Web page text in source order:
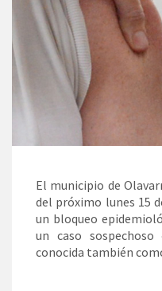
El municipio de
del próximo lunes 15
un bloqueo
un caso sospechoso
conocida también